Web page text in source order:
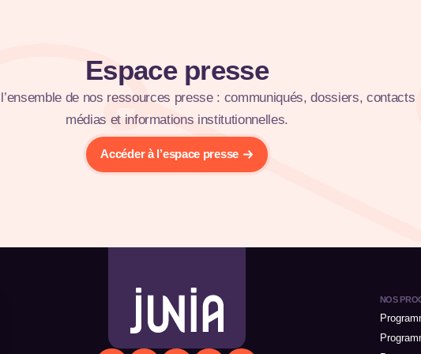
Espace presse
de nos ressources presse : communiqués, dossiers, contacts
médias et informations institutionnelles.
Accéder à l’espace presse
NOS